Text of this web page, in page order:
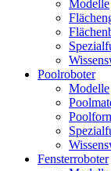
Modelle
Poolroboter
Modelle
Fensterroboter